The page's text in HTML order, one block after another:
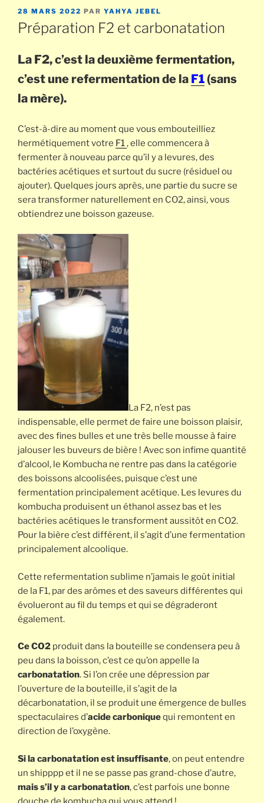
PUBLIÉ
LE
28 MARS 2022 PAR YAHYA JEBEL
Préparation F2 et carbonatation
La F2, c’est la deuxième fermentation,
c’est une refermentation de la F1(sans
la mère).
C’est-à-dire au moment que vous embouteilliez
hermétiquement votre F1, elle commencera à
fermenter à nouveau parce qu’il y a levures, des
bactéries acétiques et surtout du sucre (résiduel ou
ajouter). Quelques jours après, une partie du sucre se
sera transformer naturellement en CO2, ainsi, vous
obtiendrez une boisson gazeuse.
La F2, n’est pas
indispensable, elle permet de faire une boisson plaisir,
avec des fines bulles et une très belle mousse à faire
jalouser les buveurs de bière ! Avec son infime quantité
d’alcool, le Kombucha ne rentre pas dans la catégorie
des boissons alcoolisées, puisque c’est une
fermentation principalement acétique. Les levures du
kombucha produisent un éthanol assez bas et les
bactéries acétiques le transforment aussitôt en CO2.
Pour la bière c’est différent, il s’agit d’une fermentation
principalement alcoolique.
Cette refermentation sublime n’jamais le goût initial
de la F1, par des arômes et des saveurs différentes qui
évolueront au fil du temps et qui se dégraderont
également.
Ce CO2 produit dans la bouteille se condensera peu à
peu dans la boisson, c’est ce qu’on appelle la
carbonatation. Si l’on crée une dépression par
l’ouverture de la bouteille, il s’agit de la
décarbonatation, il se produit une émergence de bulles
spectaculaires d’acide carboniquequi remontent en
direction de l’oxygène.
Si la carbonatation est insuffisante, on peut entendre
un shipppp et il ne se passe pas grand-chose d’autre,
mais s’il y a carbonatation, c’est parfois une bonne